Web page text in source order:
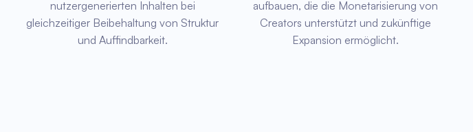
nutzergenerierten Inhalten bei
gleichzeitiger Beibehaltung von Struktur
und Auffindbarkeit.
aufbauen, die die Monetarisierung von
Creators unterstützt und zukünftige
Expansion ermöglicht.